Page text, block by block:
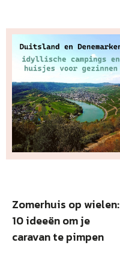
Zomerhuis op wielen:
10 ideeën om je
caravan te pimpen